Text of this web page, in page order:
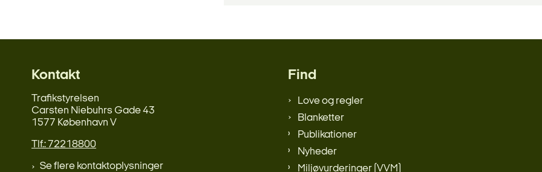
Kontakt
Trafikstyrelsen
Carsten Niebuhrs Gade 43
1577 København V
Tlf.: 72218800
Se flere kontaktoplysninger
Find
Love og regler
Blanketter
Publikationer
Nyheder
Miljøvurderinger (VVM)